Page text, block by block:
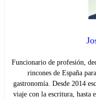
Funcionario de profesión,
rincones de España
gastronomía. Desde 2014
viaje con la escritura, hasta